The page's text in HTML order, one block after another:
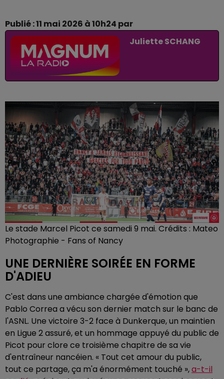
Publié : 11 mai 2026 à 10h24 par
Juliette SCHANG
Le stade Marcel Picot ce samedi 9 mai. Crédits : Mateo
Photographie - Fans of Nancy
UNE DERNIÈRE SOIRÉE EN FORME
D'ADIEU
C'est dans une ambiance chargée d'émotion que
Pablo Correa a vécu son dernier match sur le banc de
l'ASNL. Une victoire 3-2 face à Dunkerque, un maintien
en Ligue 2 assuré, et un hommage appuyé du public de
Picot pour clore ce troisième chapitre de sa vie
d'entraîneur nancéien. « Tout cet amour du public,
tout ce partage, ça m'a énormément touché »,a-t-il